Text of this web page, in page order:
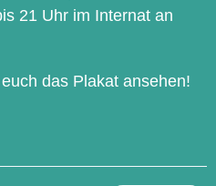
21 Uhr im Internat an
das Plakat ansehen!